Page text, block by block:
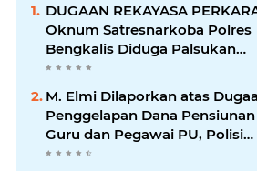
DUGAAN REKAYASA
Oknum Satresnarkoba Polres
Bengkalis Diduga Palsukan
Barang Bukti Hingga Paksa
M. Elmi Dilaporkan atas
Penggelapan Dana Pensiunan
Guru dan Pegawai PU, Polisi
Pastikan Proses Hukum